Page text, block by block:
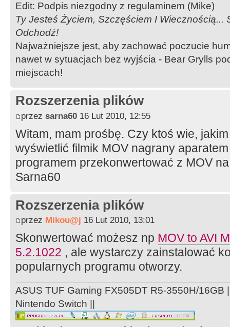
Edit: Podpis niezgodny z regulaminem (Mike)
Ty Jesteś Życiem, Szczęściem I Wiecznością...
Odchodź!
Najważniejsze jest, aby zachować poczucie
nawet w sytuacjach bez wyjścia - Bear Grylls
miejscach!
Rozszerzenia plików
przez sarna60 16 Lut 2010, 12:55
Witam, mam prośbę. Czy ktoś wie,
wyświetlić filmik MOV nagrany
programem przekonwertować z MOV
Sarna60
Rozszerzenia plików
przez Mikou@j 16 Lut 2010, 13:01
Skonwertować możesz np MOV to AVI
5.2.1022 , ale wystarczy zainstalować
popularnych programu otworzy.
ASUS TUF Gaming FX505DT R5-3550H/16GB
Nintendo Switch ||